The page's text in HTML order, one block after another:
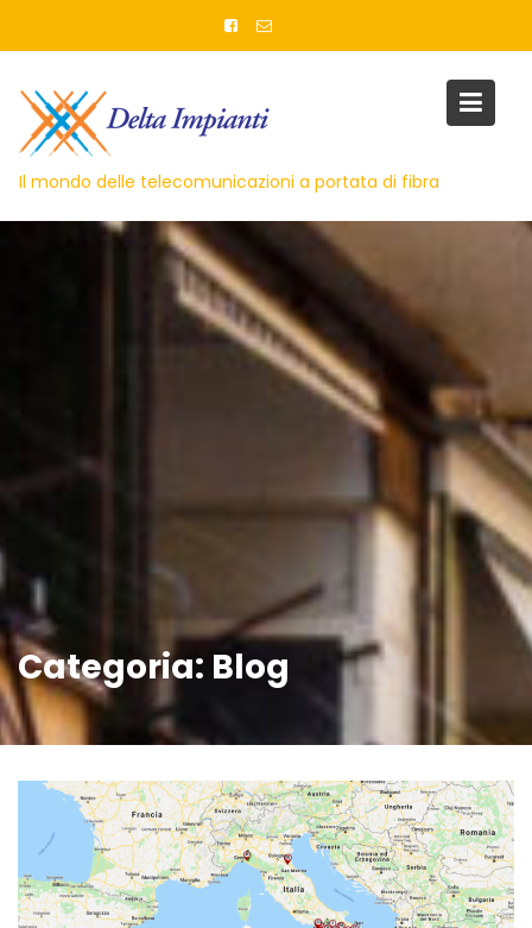
Il mondo delle telecomunicazioni a portata di fibra
Categoria: Blog